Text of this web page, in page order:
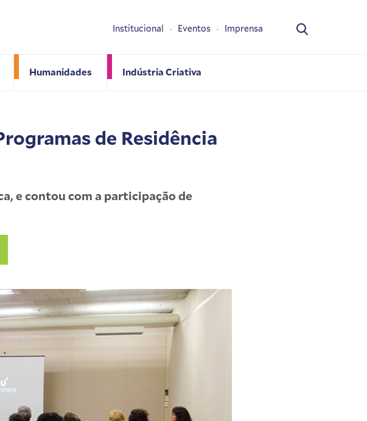
Humanidades Indústria Criativa
Institucional Eventos Imprensa
de Residência
e contou com a participação de